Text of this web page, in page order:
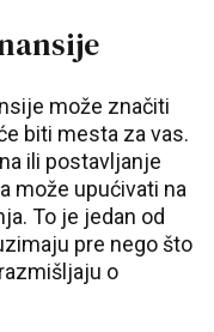
može značiti
biti mesta za vas.
ili postavljanje
može upućivati na
To je jedan od
pre nego što
o